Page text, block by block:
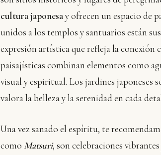
cultura japonesay ofrecen un espacio de
unidos a los templos y santuarios están
expresión artística que refleja la conexión
paisajísticas combinan elementos como
visual y espiritual. Los jardines japoneses
valora la belleza y la serenidad en cada
Una vez sanado el espíritu, te
como Matsuri, son celebraciones